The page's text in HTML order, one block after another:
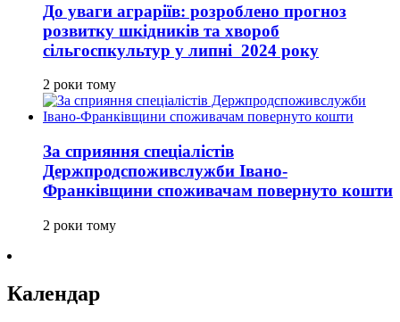
До уваги аграріїв: розроблено прогноз
розвитку шкідників та хвороб
сільгоспкультур у липні 2024 року
2 роки тому
За сприяння спеціалістів
Держпродспоживслужби Івано-
Франківщини споживачам повернуто кошти
2 роки тому
Календар